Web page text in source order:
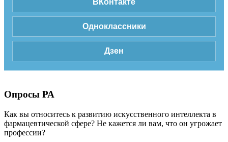
Одноклассники
Дзен
Опросы РА
Как вы относитесь к развитию искусственного интеллекта в
фармацевтической сфере? Не кажется ли вам, что он угрожает
профессии?